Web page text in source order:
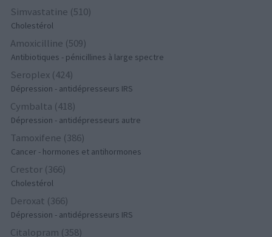
Simvastatine (510)
Cholestérol
Amoxicilline (509)
Antibiotiques - pénicillines à large spectre
Seroplex (424)
Dépression - antidépresseurs IRS
Cymbalta (418)
Dépression - antidépresseurs autre
Tamoxifene (386)
Cancer - hormones et antihormones
Crestor (366)
Cholestérol
Deroxat (366)
Dépression - antidépresseurs IRS
Citalopram (358)